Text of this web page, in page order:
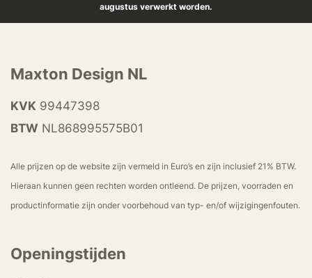
augustus verwerkt worden.
Maxton Design NL
KVK 99447398
BTW NL868995575B01
Alle prijzen op de website zijn vermeld in Euro’s en zijn inclusief 21% BTW.
Hieraan kunnen geen rechten worden ontleend. De prijzen, voorraden en
productinformatie zijn onder voorbehoud van typ- en/of wijzigingenfouten.
Openingstijden